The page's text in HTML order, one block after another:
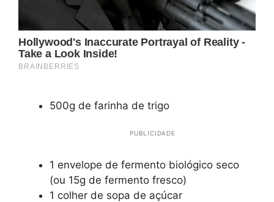
500g de farinha de trigo
PUBLICIDADE
1 envelope de fermento biológico seco
(ou 15g de fermento fresco)
1 colher de sopa de açúcar